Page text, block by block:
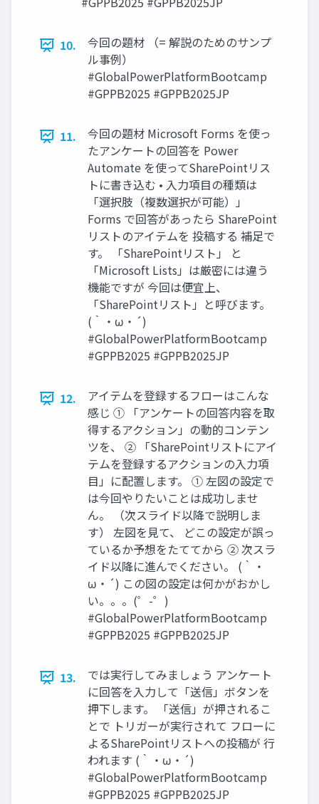
10.
今回の題材 （= 解説のためのサンプ
ル事例）
#GlobalPowerPlatformBootcamp
#GPPB2025 #GPPB2025JP
11.
今回の題材 Microsoft Forms を使っ
たアンケートの回答を Power
Automate を使ってSharePointリス
トに書き込む • 入力項目の種類は
「選択肢（複数選択が可能）」
Forms で回答があったら SharePoint
リストのアイテムを 投稿する 補足で
す。 「SharePointリスト」 と
「Microsoft Lists」は厳密には違う
機能ですが 今回は便宜上、
「SharePointリスト」と呼びます。
(｀・ω・´)
#GlobalPowerPlatformBootcamp
#GPPB2025 #GPPB2025JP
12.
アイテムを登録するフローはこんな
感じ ① 「アンケートの回答内容を取
得するアクション」の動的コンテン
ツを、 ② 「SharePointリストにアイ
テムを登録するアクションの入力項
目」に配置します。 ① 左図の設定で
は今回やりたいことは成功しませ
ん。 （次スライド以降で説明しま
す） 左図を見て、 どこの設定が誤っ
ているか予想をたててから ② 次スラ
イド以降に進んでください。 (｀・
ω・´) この図の設定は何かがおかし
い。。。(゜-゜)
#GlobalPowerPlatformBootcamp
#GPPB2025 #GPPB2025JP
13.
では実行してみましょう アンケート
に回答を入力して「送信」ボタンを
押下します。 「送信」が押されるこ
とで トリガーが実行されて フローに
よるSharePointリストへの投稿が 行
われます (｀・ω・´)
#GlobalPowerPlatformBootcamp
#GPPB2025 #GPPB2025JP